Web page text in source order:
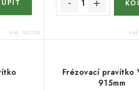
Kód: 102-TSQ Kód:
Frézovací pravítko
915mm